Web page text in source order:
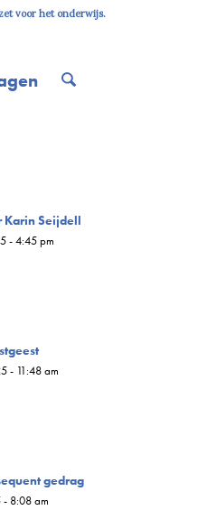
voor het onderwijs.
Karin Seijdell
- 4:45 pm
- 11:48 am
gedrag
8:08 am